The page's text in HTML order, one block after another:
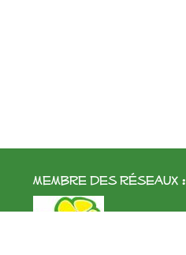
membre des réseaux :